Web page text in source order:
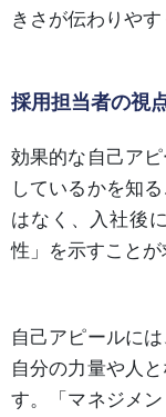
きさが伝わりやす
採用担当者の視
効果的な自己ア
しているかを知
はなく、入社後
性」を示すことが
自己アピールに
自分の力量や人
す。「マネジメ